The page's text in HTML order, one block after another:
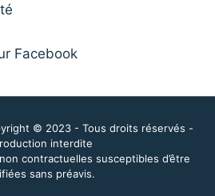
Facebook
© 2023 - Tous droits réservés -
interdite
contractuelles susceptibles d’être
sans préavis.